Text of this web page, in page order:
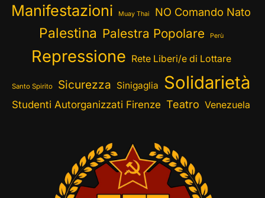
Manifestazioni Muay Thai NO Comando Nato
Palestina Palestra Popolare Perù
Repressione Rete Liberi/e di Lottare
Santo Spirito Sicurezza Sinigaglia Solidarietà
Studenti Autorganizzati Firenze Teatro Venezuela